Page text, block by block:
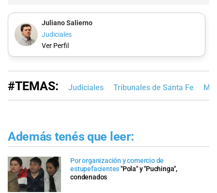
Juliano Salierno
Judiciales
Ver Perfil
#TEMAS: Judiciales Tribunales de Santa Fe
Además tenés que leer:
Por organización y comercio de
estupefacientes"Pola" y "Puchinga",
condenados